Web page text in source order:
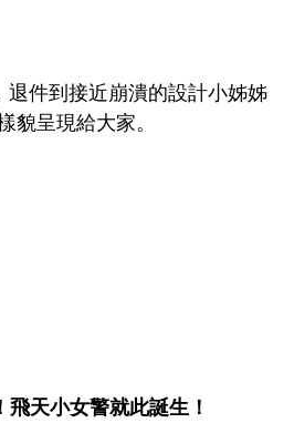
件到接近崩潰的設計小姊姊
呈現給大家。
天小女警就此誕生！